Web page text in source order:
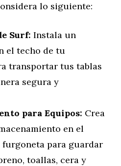
lo siguiente:
Surf: Instala un
el techo de tu
transportar tus tablas
segura y
para Equipos: Crea
en el
para guardar
toallas, cera y